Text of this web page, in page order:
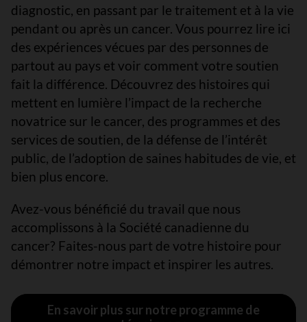
diagnostic, en passant par le traitement et à la vie
pendant ou après un cancer. Vous pourrez lire ici
des expériences vécues par des personnes de
partout au pays et voir comment votre soutien
fait la différence. Découvrez des histoires qui
mettent en lumière l’impact de la recherche
novatrice sur le cancer, des programmes et des
services de soutien, de la défense de l’intérêt
public, de l’adoption de saines habitudes de vie, et
bien plus encore.
Avez-vous bénéficié du travail que nous
accomplissons à la Société canadienne du
cancer? Faites-nous part de votre histoire pour
démontrer notre impact et inspirer les autres.
En savoir plus sur notre programme de